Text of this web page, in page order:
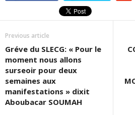
Previous article
Gréve du SLECG: « Pour le
moment nous allons
surseoir pour deux
semaines aux
manifestations » dixit
Aboubacar SOUMAH